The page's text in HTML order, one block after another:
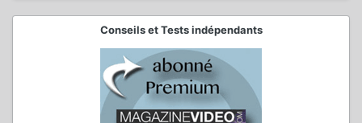
Conseils et Tests indépendants